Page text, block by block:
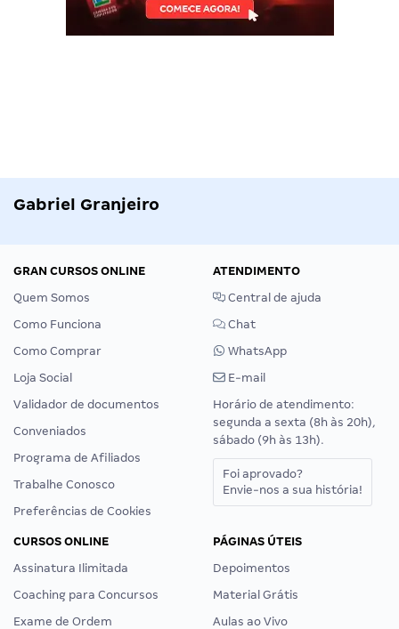
Gabriel Granjeiro
GRAN CURSOS ONLINE
Quem Somos
Como Funciona
Como Comprar
Loja Social
Validador de documentos
Conveniados
Programa de Afiliados
Trabalhe Conosco
Preferências de Cookies
ATENDIMENTO
Central de ajuda
Chat
WhatsApp
E-mail
Horário de atendimento:
segunda a sexta (8h às 20h),
sábado (9h às 13h).
Foi aprovado?
Envie-nos a sua história!
CURSOS ONLINE
Assinatura Ilimitada
Coaching para Concursos
Exame de Ordem
PÁGINAS ÚTEIS
Depoimentos
Material Grátis
Aulas ao Vivo